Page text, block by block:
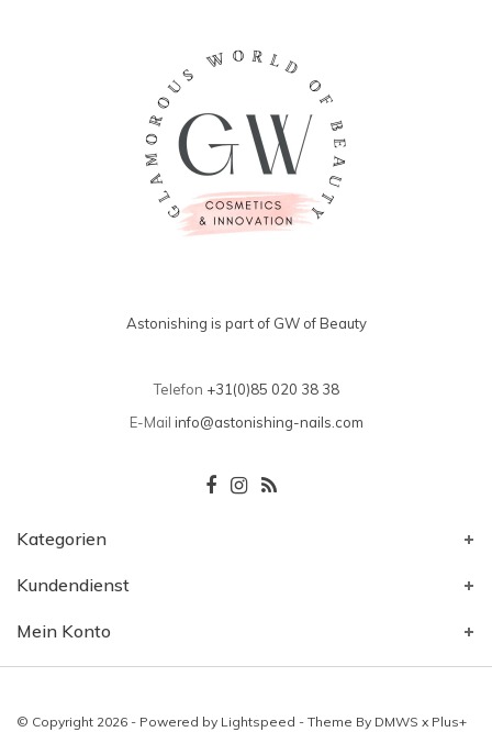
Astonishing is part of GW of Beauty
Telefon +31(0)85 020 38 38
E-Mail info@astonishing-nails.com
Kategorien
Kundendienst
Mein Konto
© Copyright 2026 - Powered by Lightspeed - Theme By DMWS x Plus+